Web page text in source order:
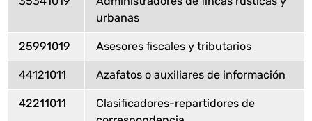
urbanas
25991019 Asesores fiscales y tributarios
44121011 Azafatos o auxiliares de información
42211011
Clasificadores-repartidores de